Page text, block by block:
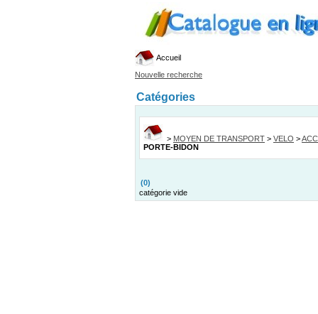
Accueil
Nouvelle recherche
Catégories
> MOYEN DE TRANSPORT > VELO >
PORTE-BIDON
(0)
catégorie vide